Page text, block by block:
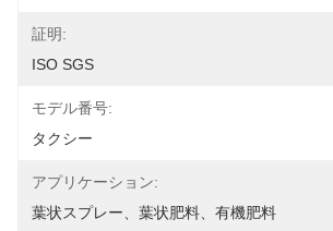
証明:
ISO SGS
モデル番号:
タクシー
アプリケーション:
葉状スプレー、葉状肥料、有機肥料